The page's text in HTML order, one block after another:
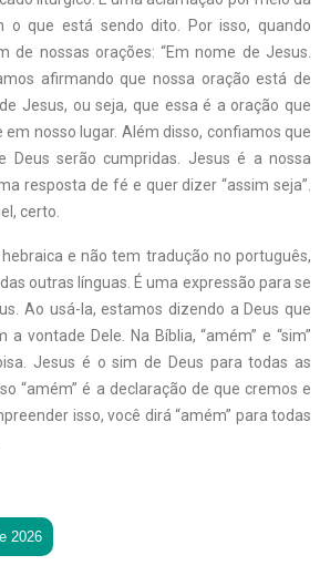
o que está sendo dito. Por isso, quando
de nossas orações: “Em nome de Jesus.
afirmando que nossa oração está de
Jesus, ou seja, que essa é a oração que
nosso lugar. Além disso, confiamos que
Deus serão cumpridas. Jesus é a nossa
resposta de fé e quer dizer “assim seja”.
certo.
e não tem tradução no português,
outras línguas. É uma expressão para se
Ao usá-la, estamos dizendo a Deus que
vontade Dele. Na Bíblia, “amém” e “sim”
Jesus é o sim de Deus para todas as
“amém” é a declaração de que cremos e
isso, você dirá “amém” para todas
2026